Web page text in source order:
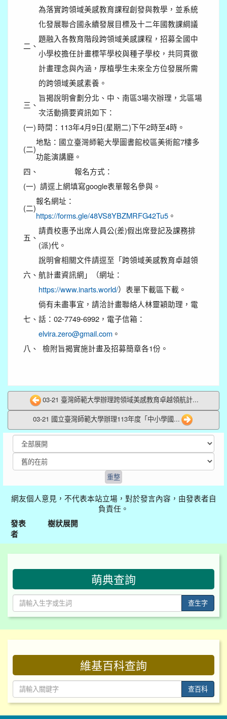
二、
為落實跨領域美感教育課程創發與教學，並系統
化發展聯合國永續發展目標及十二年國教課綱議
題融入各教育階段跨領域美感課程，招募全國中
小學校擔任計畫標竿學校與種子學校，共同貫徹
計畫理念與內涵，厚植學生未來全方位發展所需
的跨領域美感素養。
三、
旨揭說明會劃分北、中、南區3場次辦理，北區場
次活動摘要資訊如下：
(一) 時間：113年4月9日(星期二)下午2時至4時。
(二)
地點：國立臺灣師範大學圖書館校區美術館7樓多
功能演講廳。
四、
報名方式：
(一) 請逕上網填寫google表單報名參與。
(二)
報名網址：
https://forms.gle/48VS8YBZMRFG42Tu5 。
五、
請貴校惠予出席人員公(差)假出席登記及課務排
(派)代。
六、
說明會相關文件請逕至「跨領域美感教育卓越領
航計畫資訊網」（網址：
https://www.inarts.world/）表單下載區下載。
七、
倘有未盡事宜，請洽計畫聯絡人林靈穎助理，電
話：02-7749-6992，電子信箱：
elvira.zero@gmail.com 。
八、
檢附旨揭實施計畫及招募簡章各1份。
03-21 臺灣師範大學辦理跨領域美感教育卓越領航計...
03-21 國立臺灣師範大學辦理113年度「中小學國...
網友個人意見，不代表本站立場，對於發言內容，由發表者自
負責任。
發表
者
樹狀展開
萌典查詢
查生字
維基百科查詢
查百科